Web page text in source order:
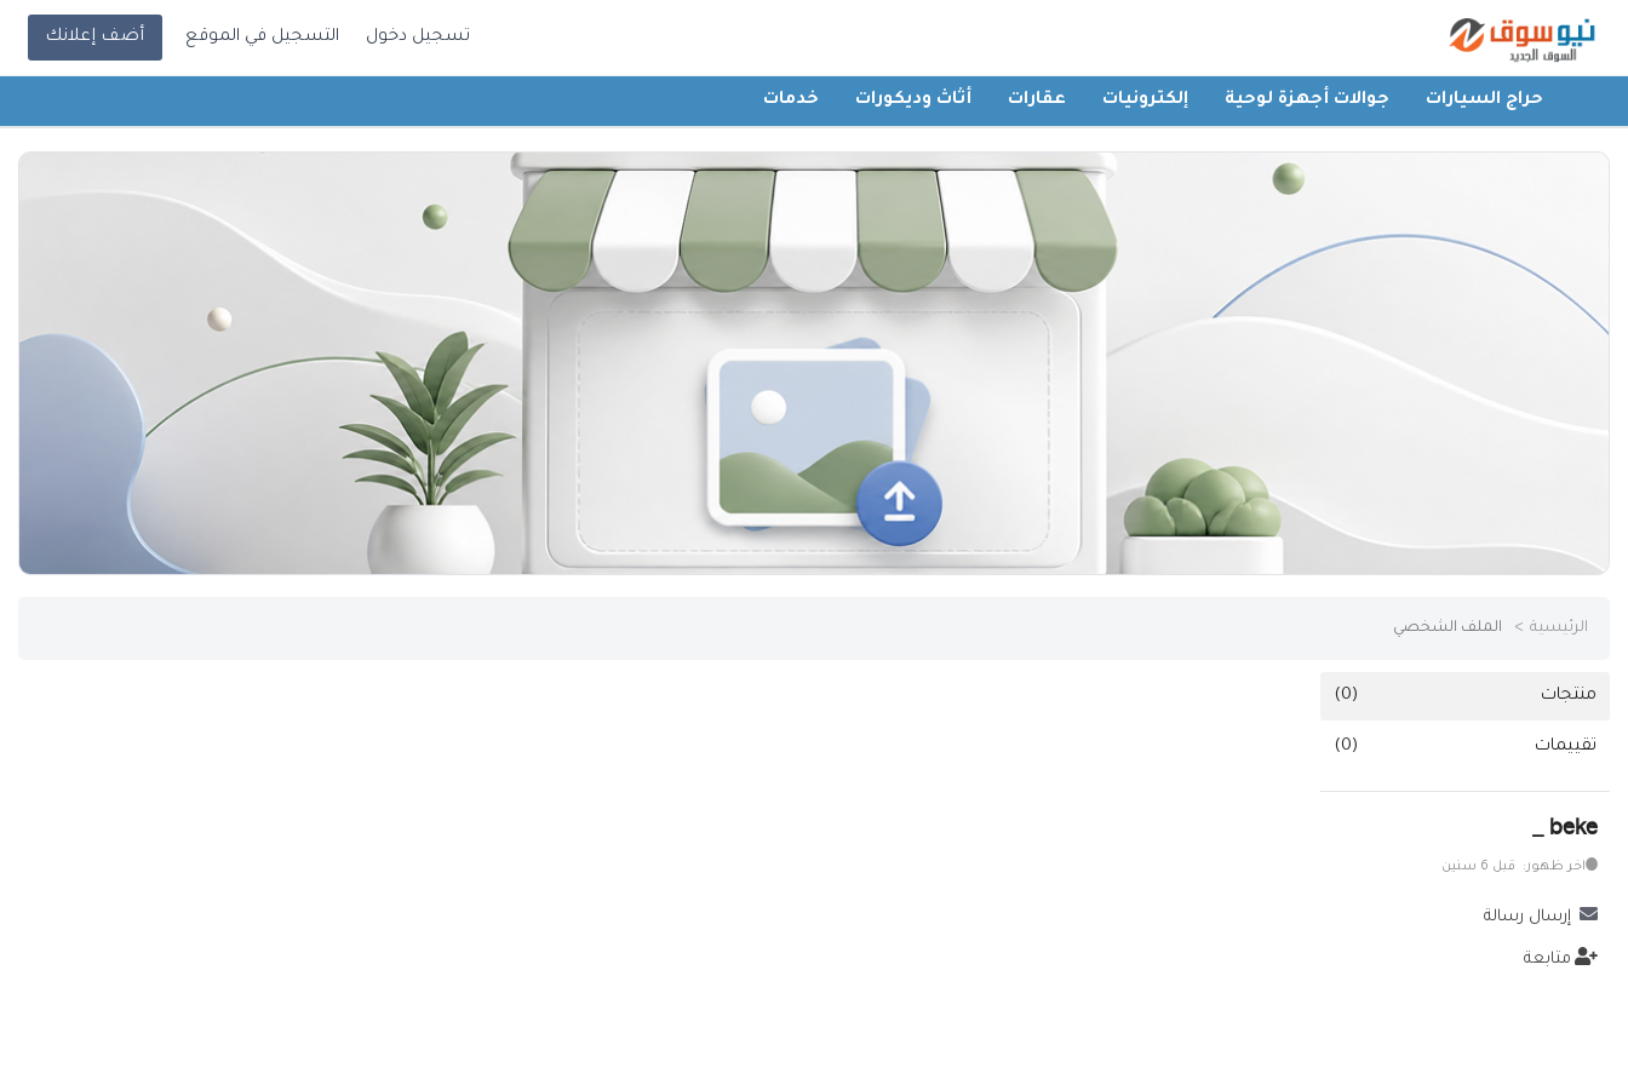
تسجيل دخول التسجيل في الموقع أضف إعلانك
حراج السيارات جوالات أجهزة لوحية إلكترونيات عقارات أثاث وديكورات خدمات
جوالات أجهزة لوحية
خدمات
إتصل بنا
اتفاقية الاستخدام
تسجيل دخول
التسجيل في الموقع
الرئيسية الملف الشخصي
منتجات (0)
تقييمات (0)
beke _
اخر ظهور: قبل 6 سنين
إرسال رسالة
متابعة